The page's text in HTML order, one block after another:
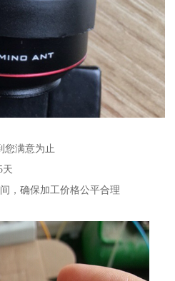
您满意为止
天
，确保加工价格公平合理